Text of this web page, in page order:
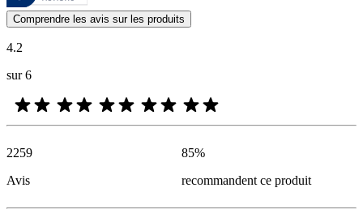
Les avis des clients exprimés sous forme d'évaluations de produits
Comprendre les avis sur les produits
4.2
sur 6
2259
Avis
85%
recommandent ce produit